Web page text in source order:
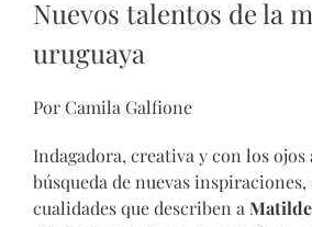
Nuevos talentos de la
uruguaya
Por Camila Galfione
Indagadora, creativa y con los ojos
búsqueda de nuevas inspiraciones,
cualidades que describen a